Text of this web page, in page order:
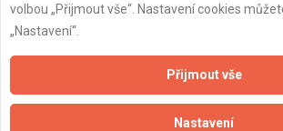
Důležité informace
Zpracování a ochrana osobních
Zásady pro používání souborů
Obchodní podmínky
volbou „Přijmout vše“. Nastavení cookies
„Nastavení“.
Přijmout vše
Nastavení